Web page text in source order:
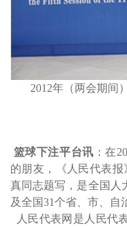
2012年（两会期间）
篮球下注平台讯 ：在
的朋友，《人民代表报
真同志题写，是全国人
及全国31个省、市、自
人民代表网是人民代